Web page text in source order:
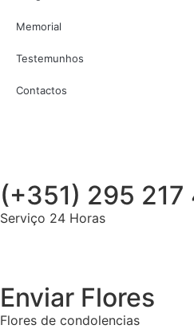
Memorial
Testemunhos
Contactos
(+351) 295 217
Serviço 24 Horas
Enviar Flores
Flores de condolencias